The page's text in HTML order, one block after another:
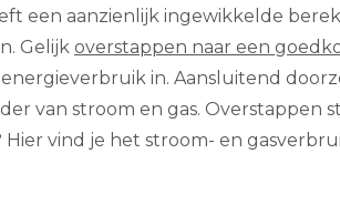
een aanzienlijk ingewikkelde
Gelijk overstappen naar een
in. Aansluitend
van stroom en gas.
vind je het stroom- en